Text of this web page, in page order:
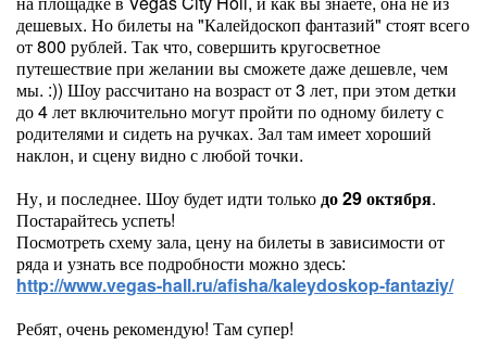
дешевых. Но билеты на "Калейдоскоп фантазий" стоят всего
от 800 рублей. Так что, совершить кругосветное
путешествие при желании вы сможете даже дешевле, чем
мы. :)) Шоу рассчитано на возраст от 3 лет, при этом детки
до 4 лет включительно могут пройти по одному билету с
родителями и сидеть на ручках. Зал там имеет хороший
наклон, и сцену видно с любой точки.
Ну, и последнее. Шоу будет идти толькодо 29 октября.
Постарайтесь успеть!
Посмотреть схему зала, цену на билеты в зависимости от
ряда и узнать все подробности можно здесь:
http://www.vegas-hall.ru/afisha/kaleydoskop-fantaziy/
Ребят, очень рекомендую! Там супер!